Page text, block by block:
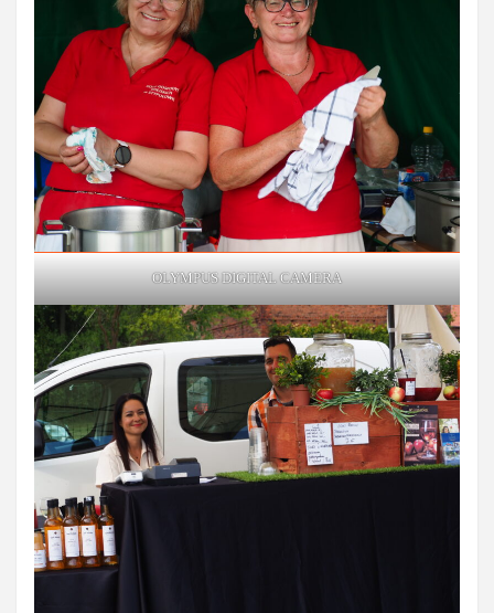
OLYMPUS DIGITAL CAMERA